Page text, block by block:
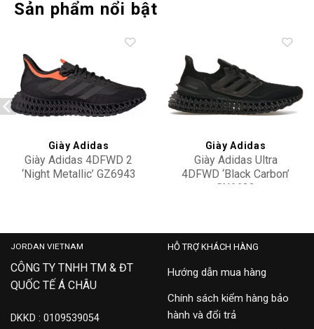
Sản phẩm nổi bật
Add to
wishlist
Giày Adidas
Giày Adidas 4DFWD 2
‘Night Metallic’ GZ6943
Add to
Giày Adidas
Giày Adidas Ultra
4DFWD ‘Black Carbon’
GX6632
JORDAN VIETNAM
CÔNG TY TNHH TM & ĐT
QUỐC TẾ Á CHÂU
DKKD : 0109539054
HỖ TRỢ KHÁCH HÀNG
Hướng dẫn mua hàng
Chính sách kiểm hàng bảo
hành và đổi trả